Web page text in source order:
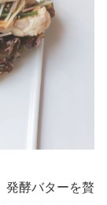
発酵バターを贅